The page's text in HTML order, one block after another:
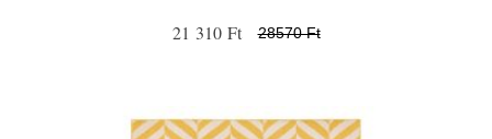
21 310 Ft 28570 Ft